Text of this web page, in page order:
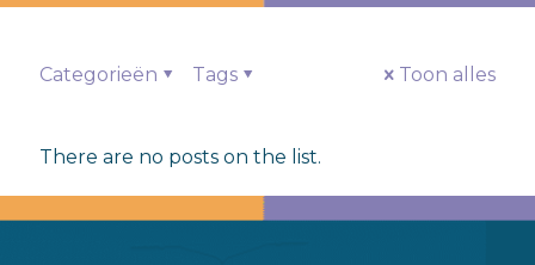
Categorieën Tags Toon alles
There are no posts on the list.